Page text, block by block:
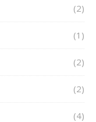
(2)
(1)
(2)
(2)
(4)